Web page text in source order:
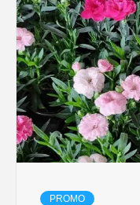
PROMO